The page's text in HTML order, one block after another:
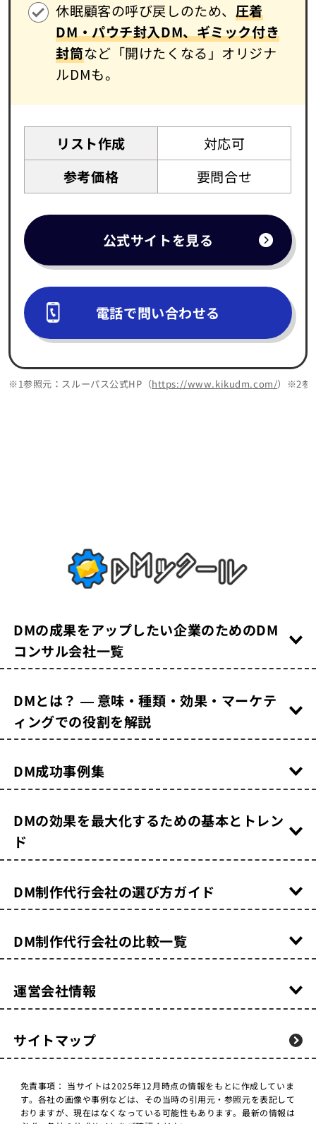
休眠顧客の呼び戻しのため、 圧着
DM・パウチ封入DM、ギミック付き
封筒など「開けたくなる」オリジナ
ルDMも。
リスト作成
対応可
参考価格
要問合せ
公式サイトを見る
電話で問い合わせる
※1参照元：スルーパス公式HP（https://www.kikudm.com/）※2参
DMの成果をアップしたい企業のためのDM
コンサル会社一覧
DMとは？ — 意味・種類・効果・マーケテ
ィングでの役割を解説
DM成功事例集
DMの効果を最大化するための基本とトレン
ド
DM制作代行会社の選び方ガイド
DM制作代行会社の比較一覧
運営会社情報
サイトマップ
免責事項： 当サイトは2025年12月時点の情報をもとに作成していま
す。各社の画像や事例などは、その当時の引用元・参照元を表記して
おりますが、現在はなくなっている可能性もあります。最新の情報は